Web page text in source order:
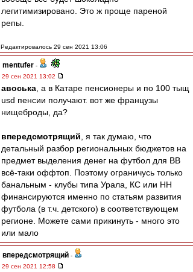
легитимизировано. Это ж проще пареной
репы.
Редактировалось 29 сен 2021 13:06
mentufer -
29 сен 2021 13:02
авоська , а в Катаре пенсионеры и по 100 тыщ
usd пенсии получают. вот же французы
нищеброды, да?
впередсмотрящий , я так думаю, что
детальный разбор региональных бюджетов на
предмет выделения денег на футбол для ВВ
всё-таки оффтоп. Поэтому ограничусь только
банальным - клубы типа Урала, КС или НН
финансируются именно по статьям развития
футбола (в т.ч. детского) в соответствующем
регионе. Можете сами прикинуть - много это
или мало
впередсмотрящий -
29 сен 2021 12:58